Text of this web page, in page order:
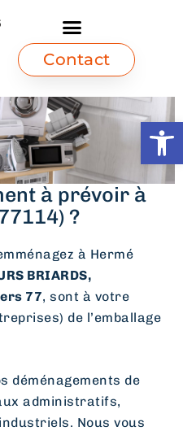
Ouvrir
Contact
à prévoir à
?
à Hermé
BRIARDS,
77, sont à votre
de l’emballage
déménagements de
administratifs,
Nous vous